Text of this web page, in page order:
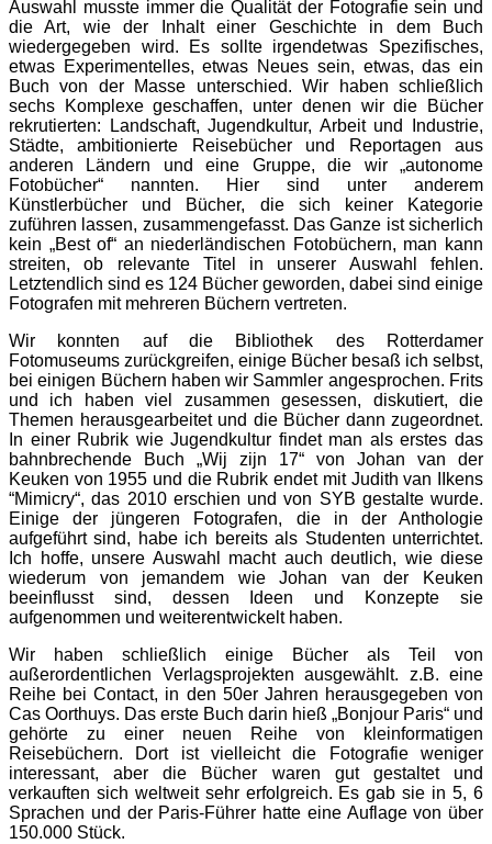
Auswahl musste immer die Qualität der Fotografie sein und
die Art, wie der Inhalt einer Geschichte in dem Buch
wiedergegeben wird. Es sollte irgendetwas Spezifisches,
etwas Experimentelles, etwas Neues sein, etwas, das ein
Buch von der Masse unterschied. Wir haben schließlich
sechs Komplexe geschaffen, unter denen wir die Bücher
rekrutierten: Landschaft, Jugendkultur, Arbeit und Industrie,
Städte, ambitionierte Reisebücher und Reportagen aus
anderen Ländern und eine Gruppe, die wir „autonome
Fotobücher“ nannten. Hier sind unter anderem
Künstlerbücher und Bücher, die sich keiner Kategorie
zuführen lassen, zusammengefasst. Das Ganze ist sicherlich
kein „Best of“ an niederländischen Fotobüchern, man kann
streiten, ob relevante Titel in unserer Auswahl fehlen.
Letztendlich sind es 124 Bücher geworden, dabei sind einige
Fotografen mit mehreren Büchern vertreten.
Wir konnten auf die Bibliothek des Rotterdamer
Fotomuseums zurückgreifen, einige Bücher besaß ich selbst,
bei einigen Büchern haben wir Sammler angesprochen. Frits
und ich haben viel zusammen gesessen, diskutiert, die
Themen herausgearbeitet und die Bücher dann zugeordnet.
In einer Rubrik wie Jugendkultur findet man als erstes das
bahnbrechende Buch „Wij zijn 17“ von Johan van der
Keuken von 1955 und die Rubrik endet mit Judith van IIkens
“Mimicry“, das 2010 erschien und von SYB gestalte wurde.
Einige der jüngeren Fotografen, die in der Anthologie
aufgeführt sind, habe ich bereits als Studenten unterrichtet.
Ich hoffe, unsere Auswahl macht auch deutlich, wie diese
wiederum von jemandem wie Johan van der Keuken
beeinflusst sind, dessen Ideen und Konzepte sie
aufgenommen und weiterentwickelt haben.
Wir haben schließlich einige Bücher als Teil von
außerordentlichen Verlagsprojekten ausgewählt. z.B. eine
Reihe bei Contact, in den 50er Jahren herausgegeben von
Cas Oorthuys. Das erste Buch darin hieß „Bonjour Paris“ und
gehörte zu einer neuen Reihe von kleinformatigen
Reisebüchern. Dort ist vielleicht die Fotografie weniger
interessant, aber die Bücher waren gut gestaltet und
verkauften sich weltweit sehr erfolgreich. Es gab sie in 5, 6
Sprachen und der Paris-Führer hatte eine Auflage von über
150.000 Stück.